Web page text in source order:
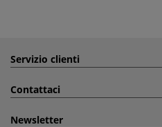
Servizio clienti
Contattaci
Newsletter